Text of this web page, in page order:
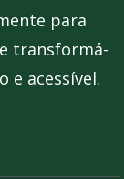
para
transformá-
e acessível.